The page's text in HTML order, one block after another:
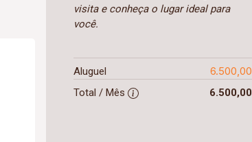
visita e conheça o lugar ideal para
você.
Aluguel 6.500,00
Total / Mês 6.500,00